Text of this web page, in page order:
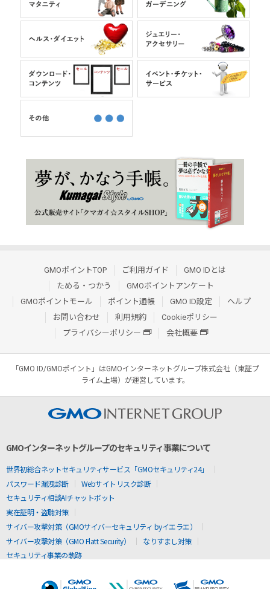
GMOポイントTOP ご利用ガイド
GMO IDとは
ためる・つかう
GMOポイントアンケート
GMOポイントモール
ポイント通帳 GMO ID設定
ヘルプ
お問い合わせ
利用規約
Cookieポリシー
プライバシーポリシー
会社概要
「GMO ID/GMOポイント」はGMOインターネットグループ株式会社（東証プ
ライム上場）が運営しています。
GMOインターネットグループのセキュリティ事業について
世界初総合ネットセキュリティサービス「GMOセキュリティ24」
パスワード漏洩診断
Webサイトリスク診断
セキュリティ相談AIチャットボット
実在証明・盗聴対策
サイバー攻撃対策（GMOサイバーセキュリティ byイエラエ）
サイバー攻撃対策（GMO Flatt Security）
なりすまし対策
セキュリティ事業の軌跡